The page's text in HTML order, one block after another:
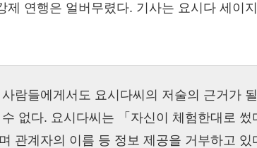
제 연행은 얼버무렸다. 기사는 요시다 세이
람들에게서도 요시다씨의 저술의 근거가
없다. 요시다씨는 「자신이 체험한대로
관계자의 이름 등 정보 제공을 거부하고 있